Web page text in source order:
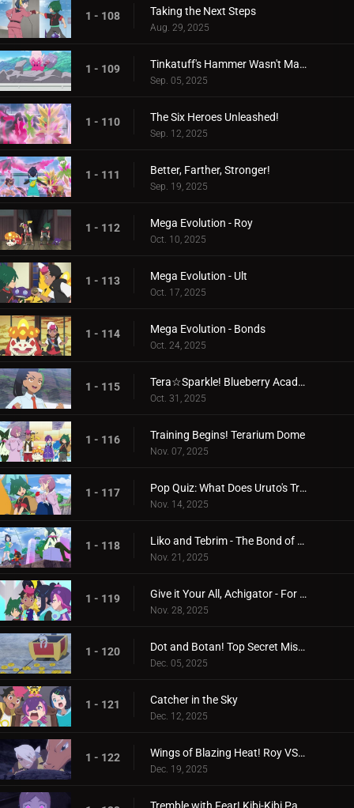
1 - 108 Taking the Next Steps
Aug. 29, 2025
1 - 109 Tinkatuff's Hammer Wasn't Made in a Year!
Sep. 05, 2025
1 - 110 The Six Heroes Unleashed!
Sep. 12, 2025
1 - 111 Better, Farther, Stronger!
Sep. 19, 2025
1 - 112 Mega Evolution - Roy
Oct. 10, 2025
1 - 113 Mega Evolution - Ult
Oct. 17, 2025
1 - 114 Mega Evolution - Bonds
Oct. 24, 2025
1 - 115 Tera☆Sparkle! Blueberry Academy
Oct. 31, 2025
1 - 116 Training Begins! Terarium Dome
Nov. 07, 2025
1 - 117 Pop Quiz: What Does Uruto's Training Involve?
Nov. 14, 2025
1 - 118 Liko and Tebrim - The Bond of Happiness!
Nov. 21, 2025
1 - 119 Give it Your All, Achigator - For the Sake of Tomorrow
Nov. 28, 2025
1 - 120 Dot and Botan! Top Secret Mission
Dec. 05, 2025
1 - 121 Catcher in the Sky
Dec. 12, 2025
1 - 122 Wings of Blazing Heat! Roy VS Friede
Dec. 19, 2025